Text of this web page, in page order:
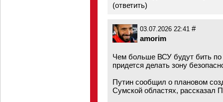
(ответить)
03.07.2026 22:41 #
amorim
Чем больше ВСУ будут бить
придется делать зону
Путин сообщил о плановом
Сумской областях, рассказал